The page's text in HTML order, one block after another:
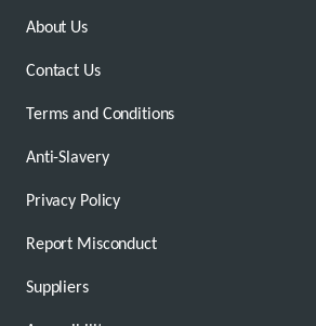
About Us
Contact Us
Terms and Conditions
Anti-Slavery
Privacy Policy
Report Misconduct
Suppliers